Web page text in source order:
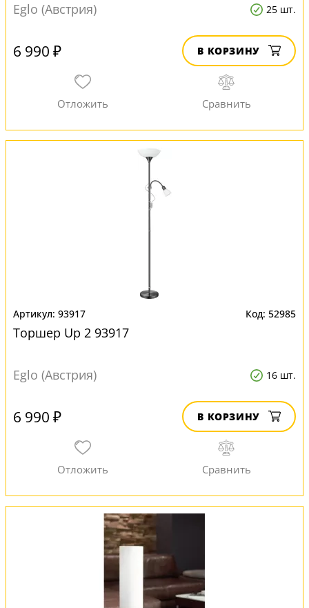
Eglo (Австрия) 25 шт.
6 990 ₽ В КОРЗИНУ
93917 52985
Торшер Up 2 93917
Eglo (Австрия) 16 шт.
6 990 ₽ В КОРЗИНУ